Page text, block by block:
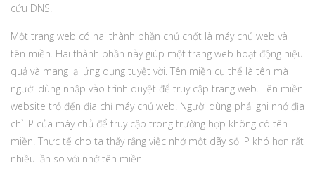
cứu DNS.
Một trang web có hai thành phần chủ chốt là máy chủ web và
tên miền. Hai thành phần này giúp một trang web hoạt động hiệu
quả và mang lại ứng dụng tuyệt vời. Tên miền cụ thể là tên mà
người dùng nhập vào trình duyệt để truy cập trang web. Tên miền
website trỏ đến địa chỉ máy chủ web. Người dùng phải ghi nhớ địa
chỉ IP của máy chủ để truy cập trong trường hợp không có tên
miền. Thực tế cho ta thấy rằng việc nhớ một dãy số IP khó hơn rất
nhiều lần so với nhớ tên miền.